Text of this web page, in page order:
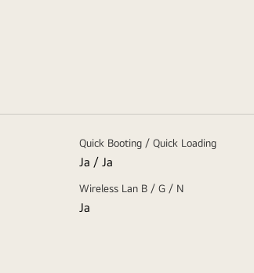
Quick Booting / Quick Loading
Ja / Ja
Wireless Lan B / G / N
Ja